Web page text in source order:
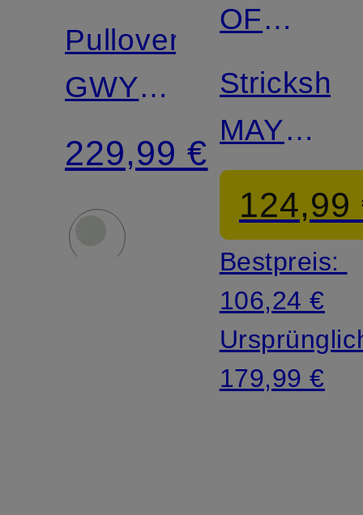
SWEDEN
Pullover
GWYNN
mit
Mohair
229,99 €
OF
SWEDEN
Strickshirt
MAY
aus
124,99
Bestpreis:
106,24 €
179,99 €